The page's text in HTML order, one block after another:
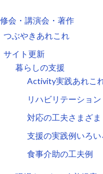
会・講演会・著作
つぶやきあれこれ
サイト更新
暮らしの支援
Activity実践あれこ
リハビリテーション
対応の工夫さまざま
支援の実践例いろい
食事介助の工夫例